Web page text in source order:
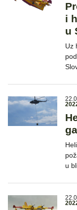
i
u
Uz
u